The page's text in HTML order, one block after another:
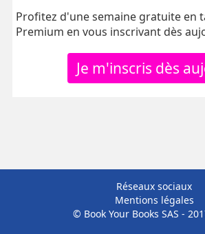
Profitez d'une semaine gratuite en
Premium en vous inscrivant dès
Je m'inscris dès
Réseaux sociaux
Mentions légales
© Book Your Books SAS -